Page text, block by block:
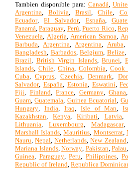
Tambien disponible para: Canadá,
Argentina,Bolivia,Brasil,Chile,
Ecuador,El Salvador, España,
Panamá,Paraguay, Perú,Puerto Rico,
Venezuela, Algeria,American Samoa,
Barbuda,Argentina,Argentina, Aruba,
Bangladesh, Barbados, Belgium, Belize,
Brazil, British Virgin Islands,Brunei,
Islands, Chile, China, Colombia, Cook
Cuba,Cyprus, Czechia,Denmark,
Salvador, España, Estonia, Eswatini,
Fiji, Finland,France, Germany,Ghana,
Guam,Guatemala, Guinea Ecuatorial,
Hungary, India, Iraq, Isle of Man,
Kazakhstan,Kenya,Kiribati, Latvia,
Lithuania, Luxembourg, Madagascar
Marshall Islands,Mauritius, Montserrat,
Nauru,Nepal,Netherlands,New Zealand,
Mariana Islands, Norway, Pakistan, Palau,
Guinea, Paraguay,Peru,Philippines,
Republic of Ireland, Republica